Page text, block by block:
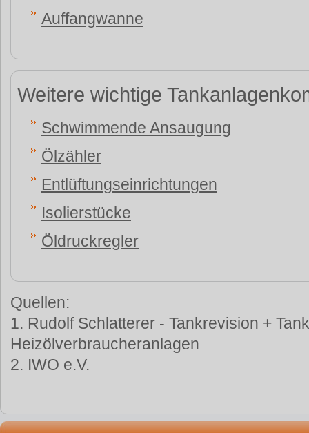
Auffangwanne
Weitere wichtige
Schwimmende Ansaugung
Ölzähler
Entlüftungseinrichtungen
Isolierstücke
Öldruckregler
Quellen:
1. Rudolf Schlatterer - Tankrevision +
Heizölverbraucheranlagen
2. IWO e.V.